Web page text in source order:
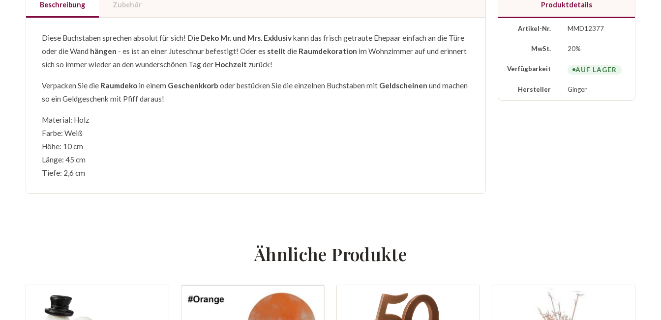
Beschreibung Zubehör
Diese Buchstaben sprechen absolut für sich! Die Deko Mr. und Mrs. Exklusivkann das frisch getraute Ehepaar einfach an die Türe
oder die Wand hängen - es ist an einer Juteschnur befestigt! Oder es stellt die Raumdekoration im Wohnzimmer auf und erinnert
sich so immer wieder an den wunderschönen Tag der Hochzeit zurück!
Verpacken Sie die Raumdeko in einem Geschenkkorb oder bestücken Sie die einzelnen Buchstaben mit Geldscheinen und machen
so ein Geldgeschenk mit Pfiff daraus!
Material: Holz
Farbe: Weiß
Höhe: 10 cm
Länge: 45 cm
Tiefe: 2,6 cm
Produktdetails
Artikel-Nr. MMD12377
MwSt. 20%
Verfügbarkeit AUF LAGER
Hersteller Ginger
Ähnliche Produkte